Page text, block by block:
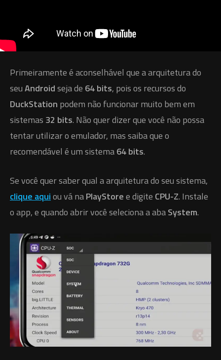
Primeiramente é aconselhável que a arquitetura do
seuAndroidseja de 64 bits, pois os recursos do
DuckStation podem não funcionar muito bem em
sistemas 32 bits. Não quer dizer que você não possa
tentar utilizar o emulador, mas saiba que o
recomendável é um sistema64 bits.
Se você quer saber qual a arquitetura do seu sistema,
clique aquiou vá naPlayStoree digite CPU-Z. Instale
o app, e quando abrir você seleciona a abaSystem.